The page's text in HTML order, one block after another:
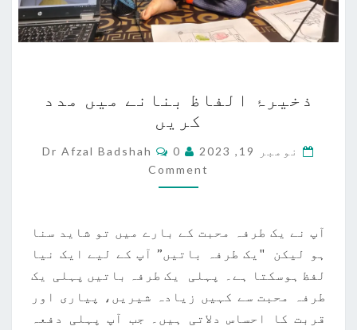
الفاظ
بنانے
میں
مدد
کریں
ذخیرۂ الفاظ بنانے میں مدد
کریں
نومبر 19, 2023 Dr Afzal Badshah
Comments 0
Comment
آپ نے یک طرفہ محبت کے بارے میں تو شاید سنا
ہو لیکن "یک طرفہ باتیں” آپ کے لیے ایک نیا
لفظ ہوسکتا ہے۔ پہلی یک طرفہ باتیں پہلی یک
طرفہ محبت سے کہیں زیادہ شیریں، پیاری اور
قربت کا احساس دلاتی ہیں۔ جب آپ پہلی دفعہ